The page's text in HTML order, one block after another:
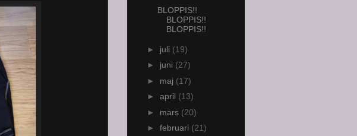
BLOPPIS!!
BLOPPIS!!
BLOPPIS!!
► juli (19)
► juni (27)
► maj (17)
► april (13)
► mars (20)
► februari (21)